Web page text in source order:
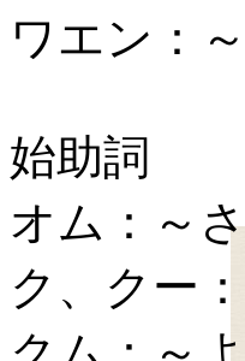
ワエン：
始助詞
オム： ～
ク、クー：